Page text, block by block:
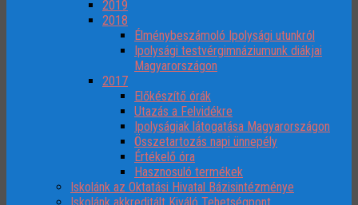
2019
2018
Élménybeszámoló Ipolysági utunkról
Ipolysági testvérgimnáziumunk diákjai
Magyarországon
2017
Előkészítő órák
Utazás a Felvidékre
Ipolyságiak látogatása Magyarországon
Összetartozás napi ünnepély
Értékelő óra
Hasznosuló termékek
Iskolánk az Oktatási Hivatal Bázisintézménye